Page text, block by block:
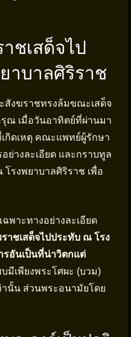
ชเสด็จไป
าบาลศิริราช
สังฆราชทรงล้มขณะเสด็จ
ณ เมื่อวันอาทิตย์ที่ผ่านมา
กิดเหตุ คณะแพทย์ผู้รักษา
ย่างละเอียด และกราบทูล
รงพยาบาลศิริราช เพื่อ
พาะทางอย่างละเอียด
าชเสด็จไปประทับ ณ โรง
รอันเป็นที่น่าวิตกแต่
มีเพียงพระโศผะ (บวม)
านั้น ส่วนพระอนามัยโดย